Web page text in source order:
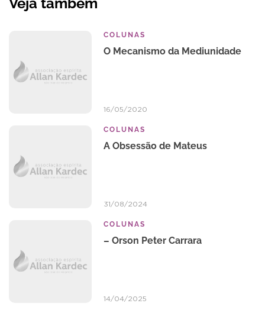
COLUNAS
O Mecanismo da Mediunidade
16/05/2020
COLUNAS
A Obsessão de Mateus
31/08/2024
COLUNAS
– Orson Peter Carrara
14/04/2025